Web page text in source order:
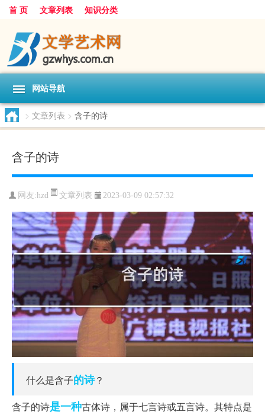
首 页 文章列表 知识分类
网站导航
> 文章列表 > 含子的诗
含子的诗
网友:hzd 文章列表 2023-03-09 02:57:32
什么是含子的诗？
含子的诗是一种古体诗，属于七言诗或五言诗。其特点是